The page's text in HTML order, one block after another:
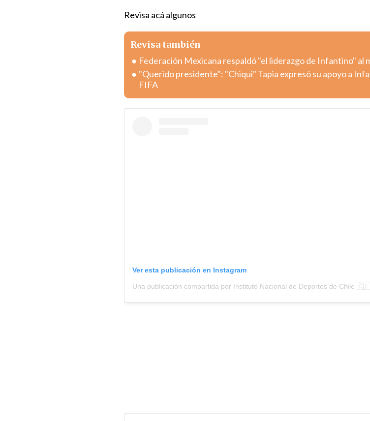
Revisa acá algunos
Revisa también
Federación Mexicana respaldó "el liderazgo de Infantino" al
"Querido presidente": "Chiqui" Tapia expresó su apoyo a
FIFA
Ver esta publicación en Instagram